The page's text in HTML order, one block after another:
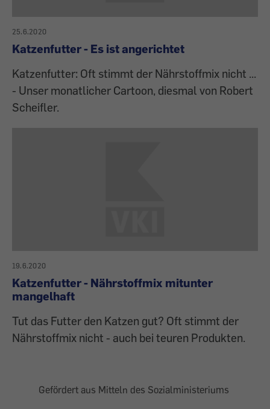
25.6.2020
Katzenfutter - Es ist angerichtet
Katzenfutter: Oft stimmt der Nährstoffmix nicht ...
- Unser monatlicher Cartoon, diesmal von Robert
Scheifler.
19.6.2020
Katzenfutter - Nährstoffmix mitunter
mangelhaft
Tut das Futter den Katzen gut? Oft stimmt der
Nährstoffmix nicht - auch bei teuren Produkten.
Gefördert aus Mitteln des Sozialministeriums